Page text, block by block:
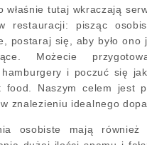
właśnie tutaj wkraczają
restauracji: pisząc
postaraj się, aby było ono
Możecie
hamburgery i poczuć się
food. Naszym celem jest
znalezieniu idealnego
osobiste mają